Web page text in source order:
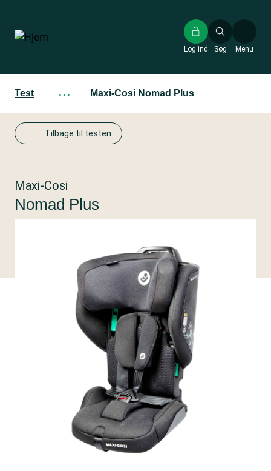
hovedindhold
Søg
Log ind Menu
Test ··· Maxi-Cosi Nomad Plus
Tilbage til testen
Maxi-Cosi
Nomad Plus